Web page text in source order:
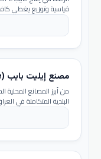
قياسية وتوزيع يغطي
مصنع إيليت بايب (Elite Pipe)
من أبرز المصانع المحلية
البلدية المتكاملة في